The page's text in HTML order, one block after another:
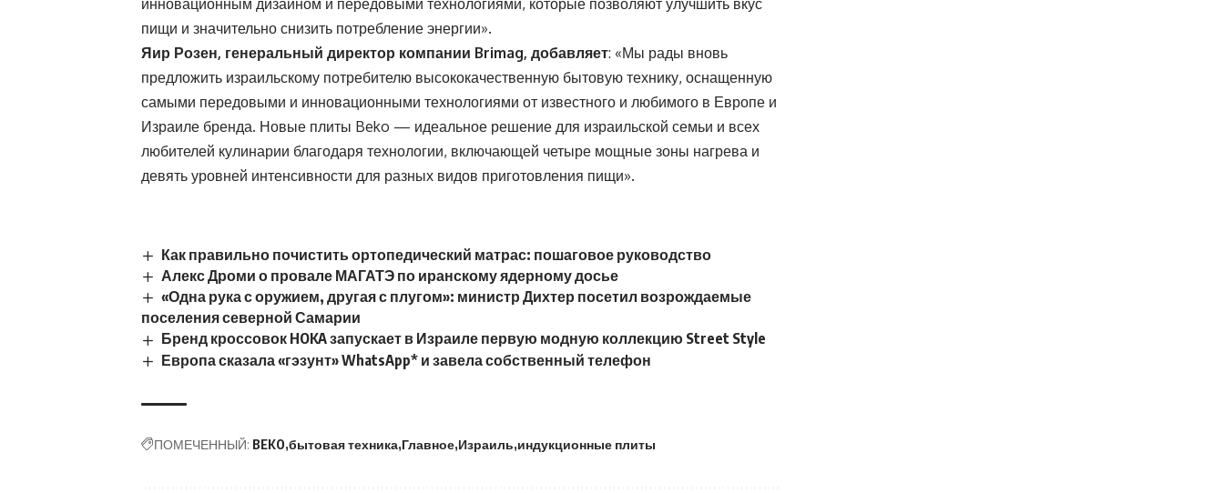
инновационным дизайном и передовыми технологиями, которые позволяют улучшить вкус
пищи и значительно снизить потребление энергии».
Яир Розен, генеральный директор компании Brimag, добавляет: «Мы рады вновь
предложить израильскому потребителю высококачественную бытовую технику, оснащенную
самыми передовыми и инновационными технологиями от известного и любимого в Европе и
Израиле бренда. Новые плиты Beko — идеальное решение для израильской семьи и всех
любителей кулинарии благодаря технологии, включающей четыре мощные зоны нагрева и
девять уровней интенсивности для разных видов приготовления пищи».
Как правильно почистить ортопедический матрас: пошаговое руководство
Алекс Дроми о провале МАГАТЭ по иранскому ядерному досье
«Одна рука с оружием, другая с плугом»: министр Дихтер посетил возрождаемые
поселения северной Самарии
Бренд кроссовок HOKA запускает в Израиле первую модную коллекцию Street Style
Европа сказала «гэзунт» WhatsApp* и завела собственный телефон
ПОМЕЧЕННЫЙ: BEKO бытовая техника Главное Израиль индукционные плиты